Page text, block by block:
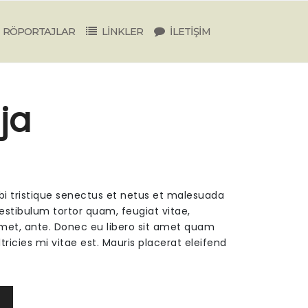
RÖPORTAJLAR LİNKLER İLETİŞİM
tristique senectus et netus et malesuada
tortor quam, feugiat vitae,
ante. Donec eu libero sit amet quam
mi vitae est. Mauris placerat eleifend